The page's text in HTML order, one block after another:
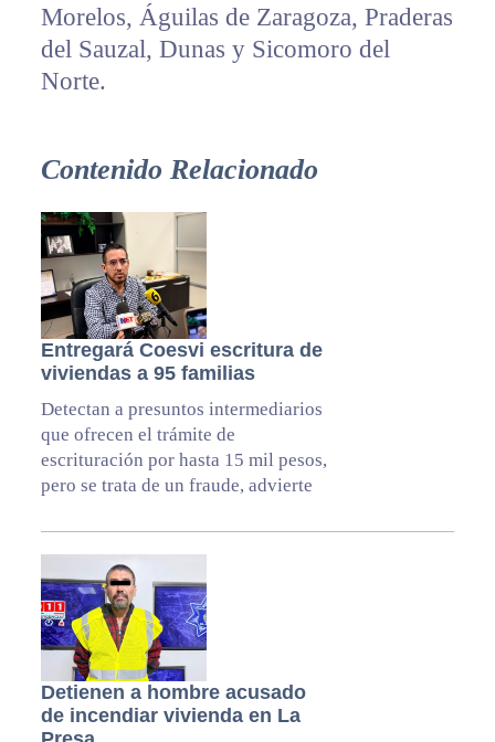
Morelos, Águilas de Zaragoza, Praderas
del Sauzal, Dunas y Sicomoro del
Norte.
Contenido Relacionado
Entregará Coesvi escritura de
viviendas a 95 familias
Detectan a presuntos intermediarios
que ofrecen el trámite de
escrituración por hasta 15 mil pesos,
pero se trata de un fraude, advierte
Detienen a hombre acusado
de incendiar vivienda en La